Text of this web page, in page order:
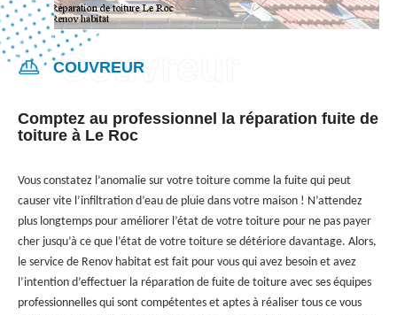
COUVREUR
Comptez au professionnel la réparation fuite de
toiture à Le Roc
Vous constatez l’anomalie sur votre toiture comme la fuite qui peut
causer vite l’infiltration d’eau de pluie dans votre maison ! N’attendez
plus longtemps pour améliorer l’état de votre toiture pour ne pas payer
cher jusqu’à ce que l’état de votre toiture se détériore davantage. Alors,
le service de Renov habitat est fait pour vous qui avez besoin et avez
l’intention d’effectuer la réparation de fuite de toiture avec ses équipes
professionnelles qui sont compétentes et aptes à réaliser tous ce vous